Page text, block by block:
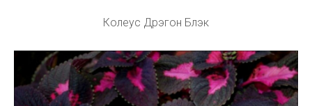
Колеус Дрэгон Блэк